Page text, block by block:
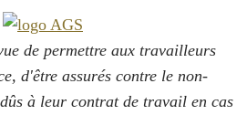
de permettre aux travailleurs
d'être assurés contre le non-
dûs à leur contrat de travail en cas